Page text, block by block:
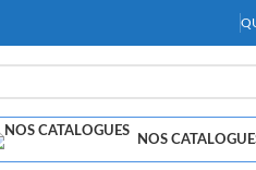
NOS